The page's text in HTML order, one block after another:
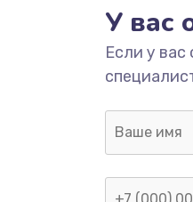
У вас
Если у